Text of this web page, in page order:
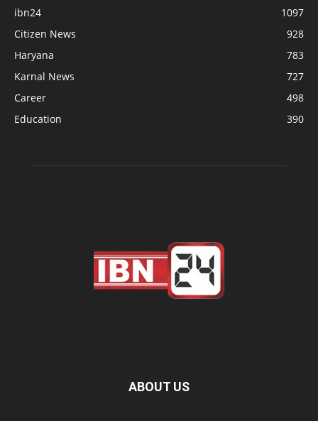
ibn24
1097
Citizen News
928
Haryana
783
Karnal News
727
Career
498
Education
390
ABOUT US